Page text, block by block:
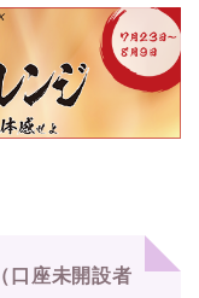
口座未開設者